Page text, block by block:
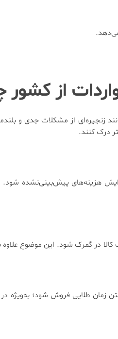
از
زنجیره‌ای از مشکلات جدی و
درک کنند.
هزینه‌های پیش‌بینی‌نشده شود.
در گمرک شود. این موضوع علاوه
طلایی فروش شود؛ به‌ویژه در